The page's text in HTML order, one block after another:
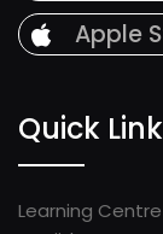
Apple
Quick
Learning Centre